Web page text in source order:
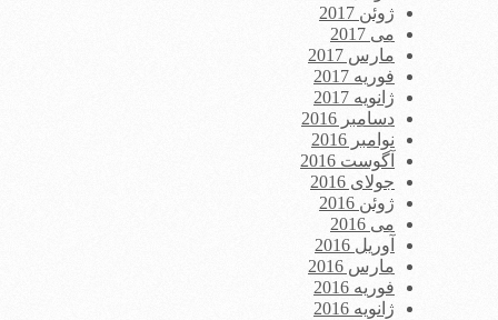
ژوئن 2017
می 2017
مارس 2017
فوریه 2017
ژانویه 2017
دسامبر 2016
نوامبر 2016
آگوست 2016
جولای 2016
ژوئن 2016
می 2016
آوریل 2016
مارس 2016
فوریه 2016
ژانویه 2016